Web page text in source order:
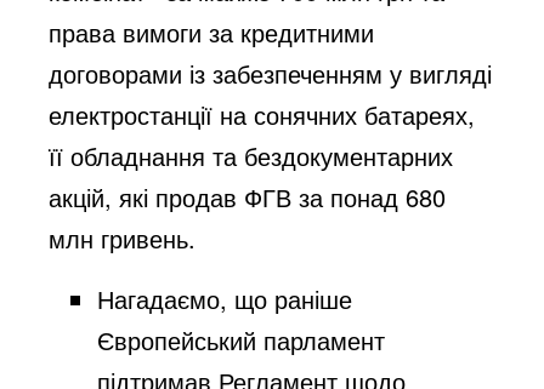
права вимоги за кредитними
договорами із забезпеченням у вигляді
електростанції на сонячних батареях,
її обладнання та бездокументарних
акцій, які продав ФГВ за понад 680
млн гривень.
Нагадаємо, що раніше
Європейський парламент
підтримав Регламент щодо